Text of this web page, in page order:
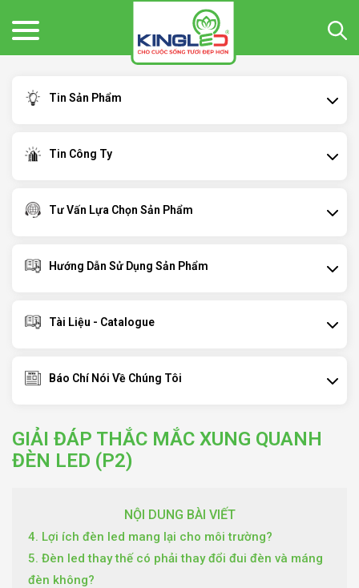
Tin Sản Phẩm
Tin Công Ty
Tư Vấn Lựa Chọn Sản Phẩm
Hướng Dẫn Sử Dụng Sản Phẩm
Tài Liệu - Catalogue
Báo Chí Nói Về Chúng Tôi
GIẢI ĐÁP THẮC MẮC XUNG QUANH
ĐÈN LED (P2)
NỘI DUNG BÀI VIẾT
4. Lợi ích đèn led mang lại cho môi trường?
5. Đèn led thay thế có phải thay đổi đui đèn và máng
đèn không?